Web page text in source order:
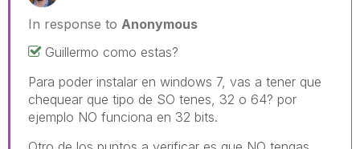
In response to Anonymous
Guillermo como estas?
Para poder instalar en windows 7, vas a tener que
chequear que tipo de SO tenes, 32 o 64? por
ejemplo NO funciona en 32 bits.